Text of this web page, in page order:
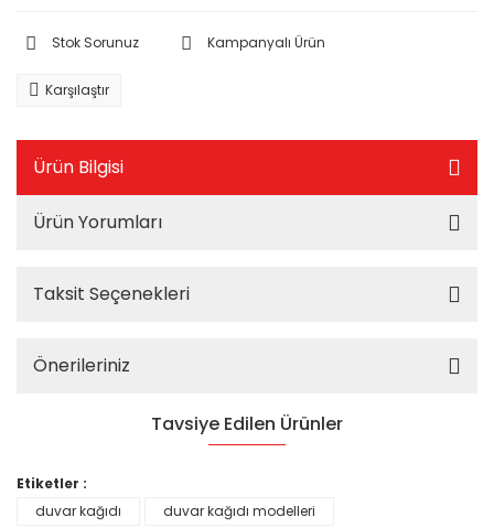
Stok Sorunuz Kampanyalı Ürün
Karşılaştır
Ürün Bilgisi
Ürün Yorumları
Taksit Seçenekleri
Önerileriniz
Tavsiye Edilen Ürünler
Etiketler :
duvar kağıdı
duvar kağıdı modelleri